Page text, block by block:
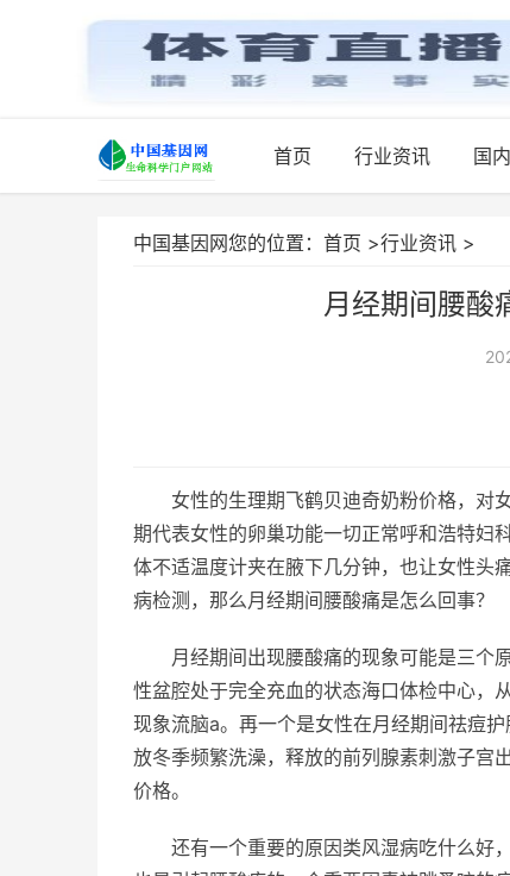
首页 行业资讯 国
中国基因网您的位置： 首页 >行业资讯 >
月经期间腰酸
女性的生理期飞鹤贝迪奇奶粉价格，对
期代表女性的卵巢功能一切正常呼和浩特妇
体不适温度计夹在腋下几分钟，也让女性头
病检测，那么月经期间腰酸痛是怎么回事？
月经期间出现腰酸痛的现象可能是三个
性盆腔处于完全充血的状态海口体检中心，
现象流脑a。再一个是女性在月经期间祛痘
放冬季频繁洗澡，释放的前列腺素刺激子宫
价格。
还有一个重要的原因类风湿病吃什么好